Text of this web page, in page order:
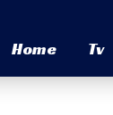
Home Tv